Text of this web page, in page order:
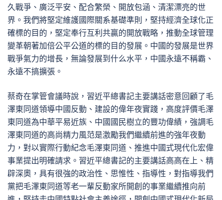
久戰爭、廣泛平安、配合繁榮、開放包涵、清潔漂亮的世
界。我們將堅定維護國際關系基礎準則，堅持經濟全球化正
確標的目的，堅定奉行互利共贏的開放戰略，推動全球管理
變革朝著加倍公平公道的標的目的發展。中國的發展是世界
戰爭氣力的增長，無論發展到什么水平，中國永遠不稱霸、
永遠不搞擴張。
蔡奇在掌管會議時說，習近平總書記主要講話密意回顧了毛
澤東同道領導中國反動、建設的偉年夜實踐，高度評價毛澤
東同道為中華平易近族、中國國民樹立的豐功偉績，強調毛
澤東同道的高尚精力風范是激勵我們繼續前進的強年夜動
力，對以實際行動紀念毛澤東同道、推進中國式現代化宏偉
事業提出明確請求。習近平總書記的主要講話高高在上、精
辟深奧，具有很強的政治性、思惟性、指導性，對指導我們
黨把毛澤東同道等老一輩反動家所開創的事業繼續推向前